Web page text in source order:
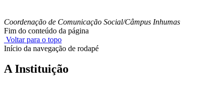
Coordenação de Comunicação Social/Câmpus Inhumas
Fim do conteúdo da página
Voltar para o topo
Início da navegação de rodapé
A Instituição